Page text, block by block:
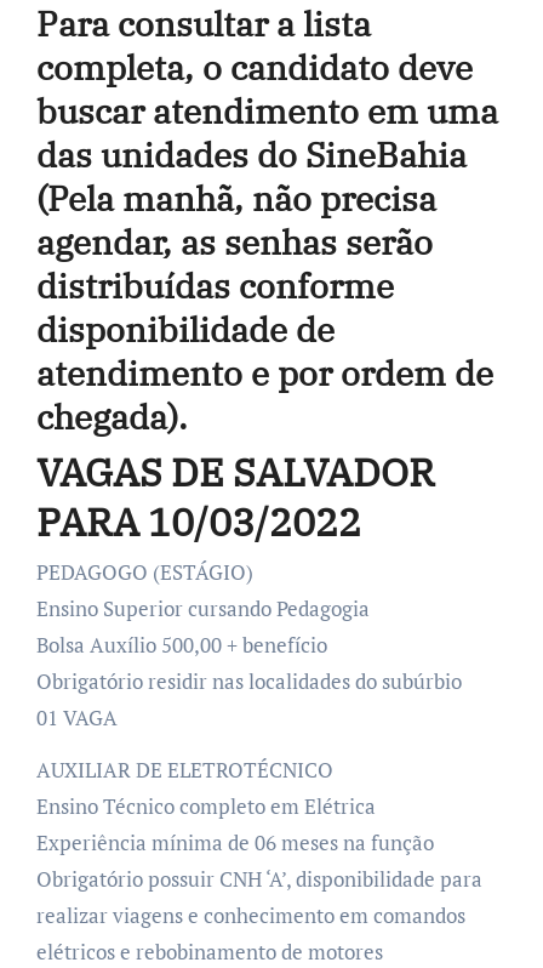
Para consultar a lista
completa, o candidato deve
buscar atendimento em uma
das unidades do SineBahia
(Pela manhã, não precisa
agendar, as senhas serão
distribuídas conforme
disponibilidade de
atendimento e por ordem de
chegada).
VAGAS DE SALVADOR
PARA 10/03/2022
PEDAGOGO (ESTÁGIO)
Ensino Superior cursando Pedagogia
Bolsa Auxílio 500,00 + benefício
Obrigatório residir nas localidades do subúrbio
01 VAGA
AUXILIAR DE ELETROTÉCNICO
Ensino Técnico completo em Elétrica
Experiência mínima de 06 meses na função
Obrigatório possuir CNH ‘A’, disponibilidade para
realizar viagens e conhecimento em comandos
elétricos e rebobinamento de motores